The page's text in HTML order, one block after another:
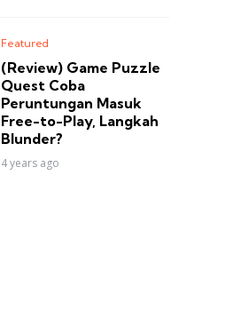
Featured
(Review) Game Puzzle
Quest Coba
Peruntungan Masuk
Free-to-Play, Langkah
Blunder?
4 years ago